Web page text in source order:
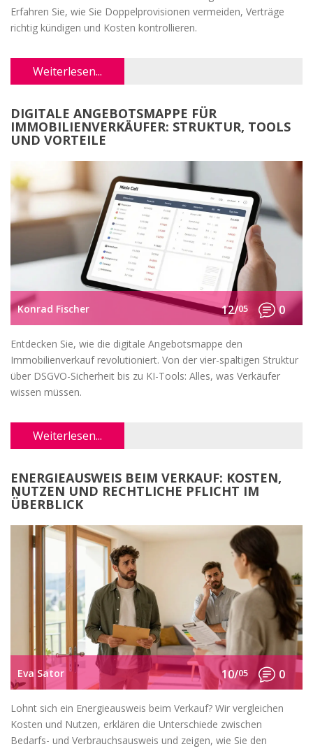
Erfahren Sie, wie Sie Doppelprovisionen vermeiden, Verträge
richtig kündigen und Kosten kontrollieren.
Weiterlesen...
DIGITALE ANGEBOTSMAPPE FÜR
IMMOBILIENVERKÄUFER: STRUKTUR, TOOLS
UND VORTEILE
Konrad Fischer 12/05 0
Entdecken Sie, wie die digitale Angebotsmappe den
Immobilienverkauf revolutioniert. Von der vier-spaltigen Struktur
über DSGVO-Sicherheit bis zu KI-Tools: Alles, was Verkäufer
wissen müssen.
Weiterlesen...
ENERGIEAUSWEIS BEIM VERKAUF: KOSTEN,
NUTZEN UND RECHTLICHE PFLICHT IM
ÜBERBLICK
Eva Sator 10/05 0
Lohnt sich ein Energieausweis beim Verkauf? Wir vergleichen
Kosten und Nutzen, erklären die Unterschiede zwischen
Bedarfs- und Verbrauchsausweis und zeigen, wie Sie den